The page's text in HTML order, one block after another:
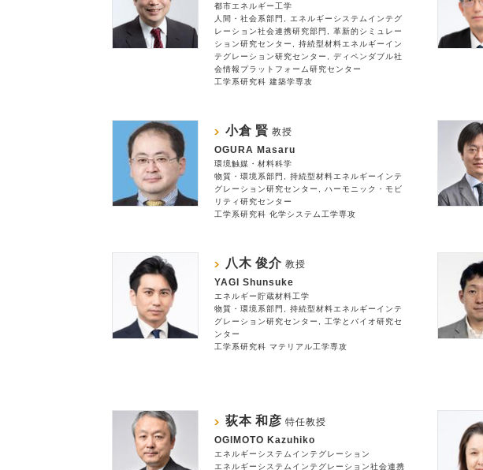
都市エネルギー工学
人間・社会系部門
エネルギーシステムインテグ
レーション社会連携研究部門
革新的シミュレー
ション研究センター
持続型材料エネルギーイン
テグレーション研究センター
ディペンダブル社
会情報プラットフォーム研究センター
工学系研究科 建築学専攻
小倉 賢 教授
OGURA Masaru
環境触媒・材料科学
物質・環境系部門
持続型材料エネルギーインテ
グレーション研究センター
ハーモニック・モビ
リティ研究センター
工学系研究科 化学システム工学専攻
八木 俊介 教授
YAGI Shunsuke
エネルギー貯蔵材料工学
物質・環境系部門
持続型材料エネルギーインテ
グレーション研究センター
工学とバイオ研究セ
ンター
工学系研究科 マテリアル工学専攻
荻本 和彦 特任教授
OGIMOTO Kazuhiko
エネルギーシステムインテグレーション
エネルギーシステムインテグレーション社会連携